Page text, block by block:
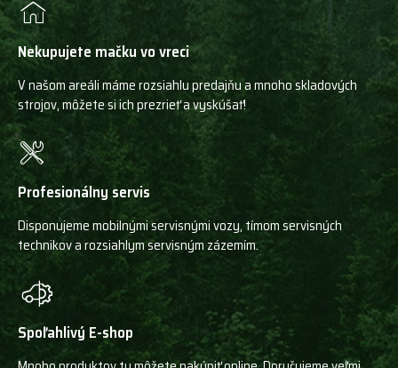
Nekupujete mačku vo vreci
V našom areáli máme rozsiahlu predajňu a mnoho skladových
strojov, môžete si ich prezrieť a vyskúšať!
Profesionálny servis
Disponujeme mobilnými servisnými vozy, tímom servisných
technikov a rozsiahlym servisným zázemím.
Spoľahlivý E-shop